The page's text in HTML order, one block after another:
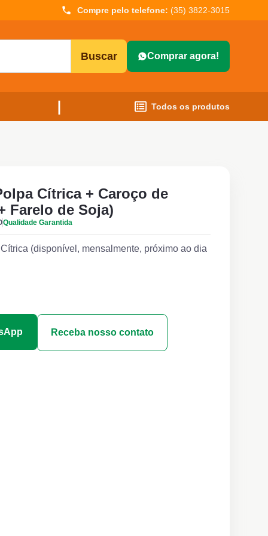
Compre pelo telefone: (35) 3822-3015
Buscar Comprar agora!
Todos os produtos
Cítrica + Caroço de
Farelo de Soja)
Qualidade Garantida
(disponível, mensalmente, próximo ao dia
Receba nosso contato